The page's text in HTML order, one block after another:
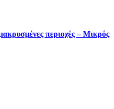
περιοχές – Μικρός